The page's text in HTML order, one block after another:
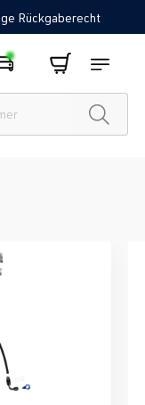
Rückgaberecht